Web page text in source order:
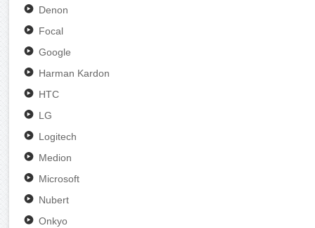
Denon
Focal
Google
Harman Kardon
HTC
LG
Logitech
Medion
Microsoft
Nubert
Onkyo